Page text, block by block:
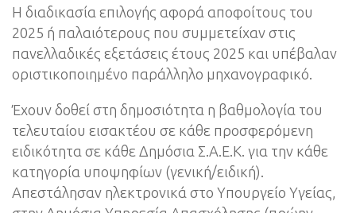
Η διαδικασία επιλογής αφορά αποφοίτους του
2025 ή παλαιότερους που συμμετείχαν στις
πανελλαδικές εξετάσεις έτους 2025 και υπέβαλαν
οριστικοποιημένο παράλληλο μηχανογραφικό.
Έχουν δοθεί στη δημοσιότητα η βαθμολογία του
τελευταίου εισακτέου σε κάθε προσφερόμενη
ειδικότητα σε κάθε Δημόσια Σ.Α.Ε.Κ. για την κάθε
κατηγορία υποψηφίων (γενική/ειδική).
Απεστάλησαν ηλεκτρονικά στο Υπουργείο Υγείας,